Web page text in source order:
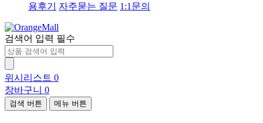
용후기
자주묻는 질문 1:1문의
검색어 입력 필수
위시리스트 0
장바구니 0
검색 버튼 메뉴 버튼